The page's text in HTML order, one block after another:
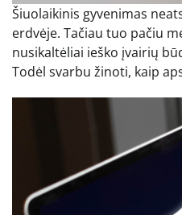
Šiuolaikinis gyvenimas
erdvėje. Tačiau tuo pačiu
nusikaltėliai ieško įvairių
Todėl svarbu žinoti, kaip